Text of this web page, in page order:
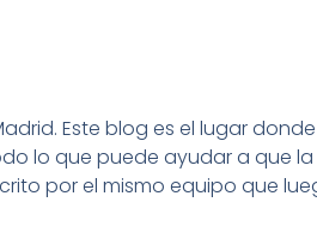
Este blog es el lugar donde
lo que puede ayudar a que la
por el mismo equipo que